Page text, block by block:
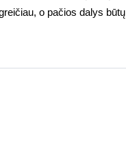
o pačios dalys būtų